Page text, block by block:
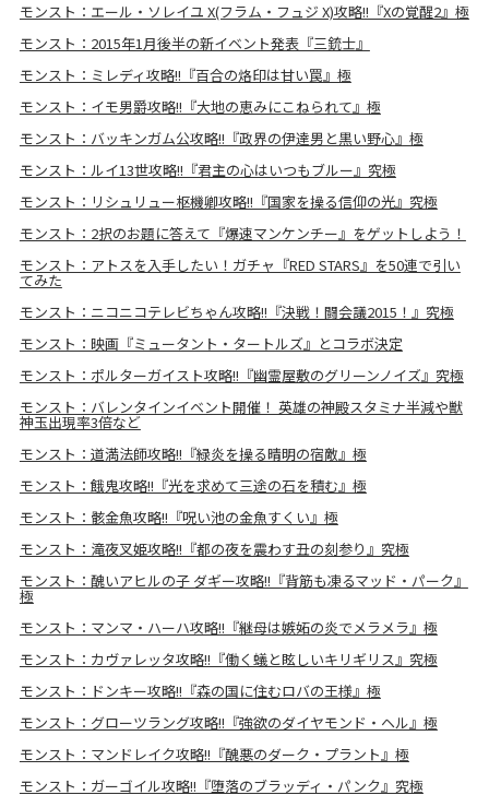
モンスト：エール・ソレイユ X(フラム・フュジ X)攻略!!『Xの覚醒2』極
モンスト：2015年1月後半の新イベント発表『三銃士』
モンスト：ミレディ攻略!!『百合の烙印は甘い罠』極
モンスト：イモ男爵攻略!!『大地の恵みにこねられて』極
モンスト：バッキンガム公攻略!!『政界の伊達男と黒い野心』極
モンスト：ルイ13世攻略!!『君主の心はいつもブルー』究極
モンスト：リシュリュー枢機卿攻略!!『国家を操る信仰の光』究極
モンスト：2択のお題に答えて『爆速マンケンチー』をゲットしよう！
モンスト：アトスを入手したい！ガチャ『RED STARS』を50連で引い
てみた
モンスト：ニコニコテレビちゃん攻略!!『決戦！闘会議2015！』究極
モンスト：映画『ミュータント・タートルズ』とコラボ決定
モンスト：ポルターガイスト攻略!!『幽霊屋敷のグリーンノイズ』究極
モンスト：バレンタインイベント開催！ 英雄の神殿スタミナ半減や獣
神玉出現率3倍など
モンスト：道満法師攻略!!『緑炎を操る晴明の宿敵』極
モンスト：餓鬼攻略!!『光を求めて三途の石を積む』極
モンスト：骸金魚攻略!!『呪い池の金魚すくい』極
モンスト：滝夜叉姫攻略!!『都の夜を震わす丑の刻参り』究極
モンスト：醜いアヒルの子 ダギー攻略!!『背筋も凍るマッド・パーク』
極
モンスト：マンマ・ハーハ攻略!!『継母は嫉妬の炎でメラメラ』極
モンスト：カヴァレッタ攻略!!『働く蟻と眩しいキリギリス』究極
モンスト：ドンキー攻略!!『森の国に住むロバの王様』極
モンスト：グローツラング攻略!!『強欲のダイヤモンド・ヘル』極
モンスト：マンドレイク攻略!!『醜悪のダーク・プラント』極
モンスト：ガーゴイル攻略!!『堕落のブラッディ・パンク』究極